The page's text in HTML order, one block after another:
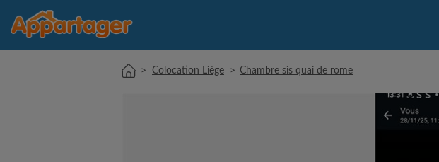
> Colocation Liège > Chambre sis quai de rome